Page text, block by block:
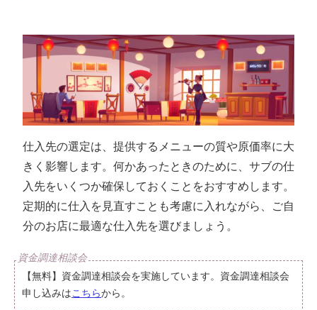
仕入先の選定は、提供するメニューの質や原価率に大
きく影響します。何かあったときのために、サブの仕
入先をいくつか確保しておくことをおすすめします。
定期的に仕入を見直すことも考慮に入れながら、ご自
分のお店に最適な仕入先を選びましょう。
【無料】資金調達相談会を実施しています。資金調達相談会
申し込みはこちらから。